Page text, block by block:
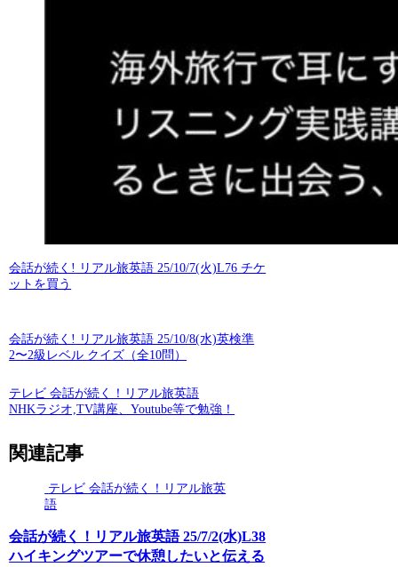
会話が続く! リアル旅英語 25/10/7(火)L76 チケ
ットを買う
会話が続く! リアル旅英語 25/10/8(水)英検準
2〜2級レベル クイズ（全10問）
テレビ 会話が続く！リアル旅英語
NHKラジオ,TV講座、Youtube等で勉強！
関連記事
テレビ 会話が続く！リアル旅英
語
会話が続く！リアル旅英語 25/7/2(水)L38
ハイキングツアーで休憩したいと伝える